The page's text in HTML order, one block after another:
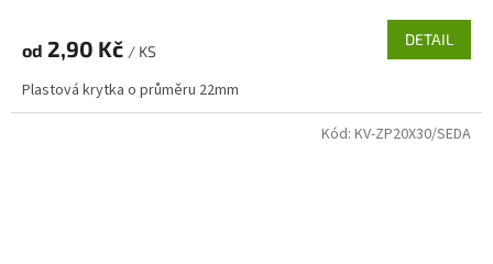
od 2,90 Kč / KS
DETAIL
Plastová krytka o průměru 22mm
Kód: KV-ZP20X30/SEDA